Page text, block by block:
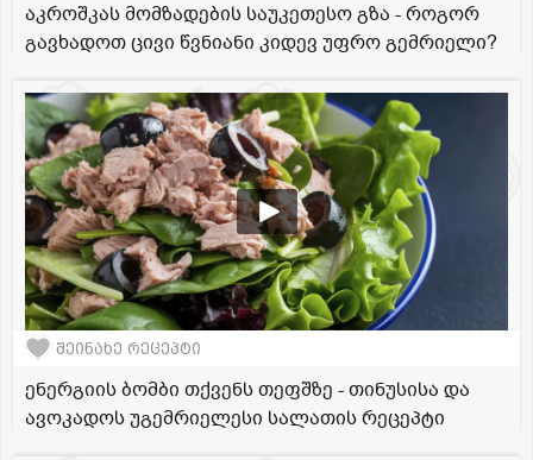
აკროშკას მომზადების საუკეთესო გზა - როგორ
გავხადოთ ცივი წვნიანი კიდევ უფრო გემრიელი?
შეინახე რეცეპტი
ენერგიის ბომბი თქვენს თეფშზე - თინუსისა და
ავოკადოს უგემრიელესი სალათის რეცეპტი